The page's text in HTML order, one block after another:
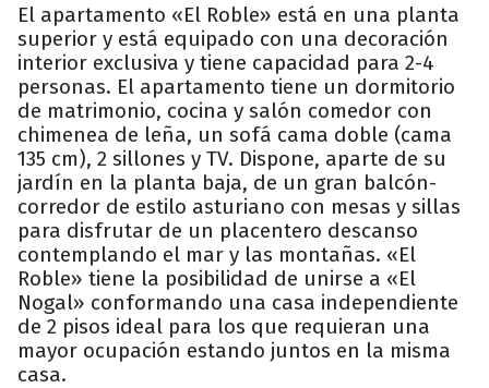
El apartamento «El Roble» está en una planta
superior y está equipado con una decoración
interior exclusiva y tiene capacidad para 2-4
personas. El apartamento tiene un dormitorio
de matrimonio, cocina y salón comedor con
chimenea de leña, un sofá cama doble (cama
135 cm), 2 sillones y TV. Dispone, aparte de su
jardín en la planta baja, de un gran balcón-
corredor de estilo asturiano con mesas y sillas
para disfrutar de un placentero descanso
contemplando el mar y las montañas. «El
Roble» tiene la posibilidad de unirse a «El
Nogal» conformando una casa independiente
de 2 pisos ideal para los que requieran una
mayor ocupación estando juntos en la misma
casa.